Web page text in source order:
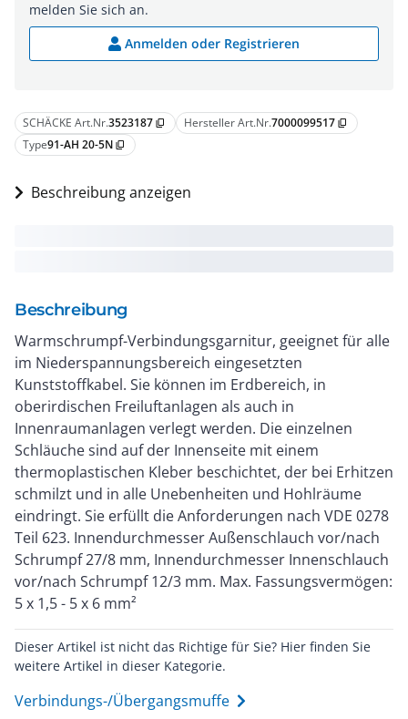
SCHÄCKE Art.Nr.3523187 content_copy Hersteller Art.Nr.7000099517 content_copy
Type91-AH 20-5N content_copy
Beschreibung anzeigen
Beschreibung
Warmschrumpf-Verbindungsgarnitur, geeignet für alle
im Niederspannungsbereich eingesetzten
Kunststoffkabel. Sie können im Erdbereich, in
oberirdischen Freiluftanlagen als auch in
Innenraumanlagen verlegt werden. Die einzelnen
Schläuche sind auf der Innenseite mit einem
thermoplastischen Kleber beschichtet, der bei Erhitzen
schmilzt und in alle Unebenheiten und Hohlräume
eindringt. Sie erfüllt die Anforderungen nach VDE 0278
Teil 623. Innendurchmesser Außenschlauch vor/nach
Schrumpf 27/8 mm, Innendurchmesser Innenschlauch
vor/nach Schrumpf 12/3 mm. Max. Fassungsvermögen:
5 x 1,5 - 5 x 6 mm²
Dieser Artikel ist nicht das Richtige für Sie? Hier finden Sie
weitere Artikel in dieser Kategorie.
Verbindungs-/Übergangsmuffe
melden Sie sich an.
Anmelden oder Registrieren